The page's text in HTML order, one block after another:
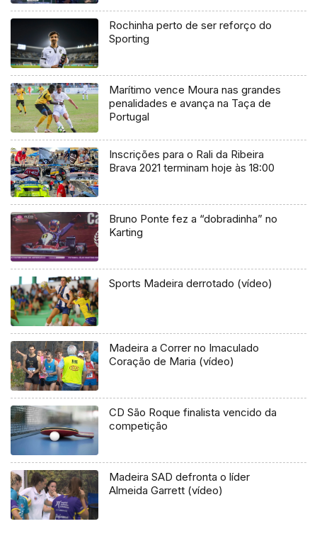
Rochinha perto de ser reforço do
Sporting
Marítimo vence Moura nas grandes
penalidades e avança na Taça de
Portugal
Inscrições para o Rali da Ribeira
Brava 2021 terminam hoje às 18:00
Bruno Ponte fez a “dobradinha” no
Karting
Sports Madeira derrotado (vídeo)
Madeira a Correr no Imaculado
Coração de Maria (vídeo)
CD São Roque finalista vencido da
competição
Madeira SAD defronta o líder
Almeida Garrett (vídeo)